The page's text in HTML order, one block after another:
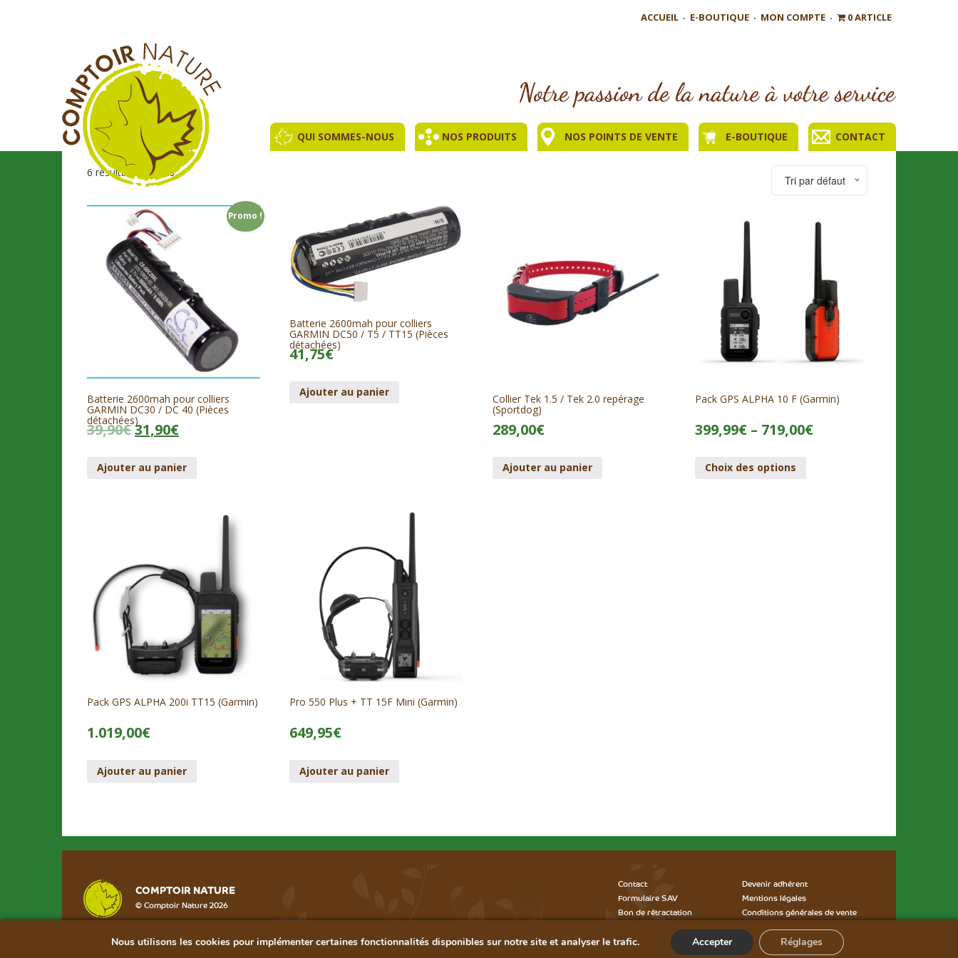
ACCUEIL E-BOUTIQUE MON COMPTE 0 ARTICLE
QUI SOMMES-NOUS NOS PRODUITS NOS POINTS DE VENTE E-BOUTIQUE CONTACT
6 résultats affichés
Tri par défaut
Promo !
Batterie 2600mah pour colliers
GARMIN DC30 / DC 40 (Pièces
détachées)
39,90€31,90€
Ajouter au panier
Batterie 2600mah pour colliers
GARMIN DC50 / T5 / TT15 (Pièces
détachées)
41,75€
Ajouter au panier Collier Tek 1.5 / Tek 2.0 repérage
(Sportdog)
289,00€
Ajouter au panier
Pack GPS ALPHA 10 F (Garmin)
399,99€ – 719,00€
Choix des options
Pack GPS ALPHA 200i TT15 (Garmin)
1.019,00€
Ajouter au panier
Pro 550 Plus + TT 15F Mini (Garmin)
649,95€
Ajouter au panier
COMPTOIR NATURE
© Comptoir Nature 2026
Devenir adhérent
Mentions légales
Conditions générales de vente
Conditions générales SAV
Contact
Formulaire SAV
Bon de rétractation
Nous utilisons les cookies pour implémenter certaines fonctionnalités disponibles sur notre site et analyser le trafic. Accepter Réglages